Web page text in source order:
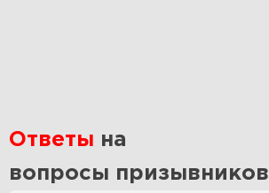
Ответы на
вопросы призывников